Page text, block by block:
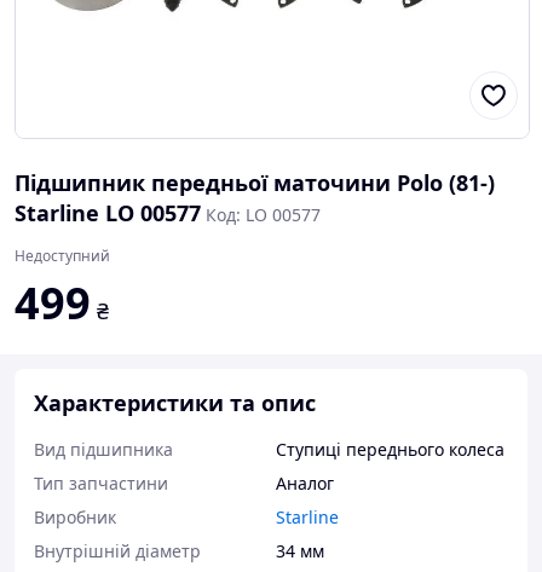
Підшипник передньої маточини Polo (81-)
Starline LO 00577 Код: LO 00577
Недоступний
499 ₴
Характеристики та опис
Вид підшипника
Ступиці переднього колеса
Тип запчастини
Аналог
Виробник
Starline
Внутрішній діаметр
34 мм